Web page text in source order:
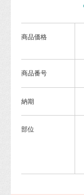
商品価格
商品番号
納期
部位